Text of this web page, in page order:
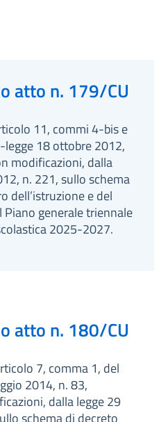
atto n. 179/CU
11, commi 4-bis e
18 ottobre 2012,
modificazioni, dalla
n. 221, sullo schema
dell’istruzione e del
generale triennale
2025-2027.
atto n. 180/CU
7, comma 1, del
2014, n. 83,
dalla legge 29
schema di decreto